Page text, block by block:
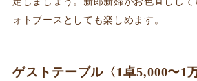
ォトブースとしても楽しめます。
ゲストテーブル〈1卓5,000〜1